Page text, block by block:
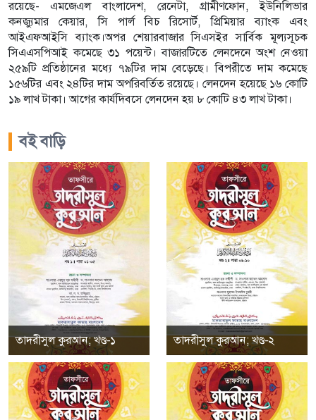
রয়েছে- এমজেএল বাংলাদেশ, রেনেটা, গ্রামীণফোন, ইউনিলিভার
কনজ্যুমার কেয়ার, সি পার্ল বিচ রিসোর্ট, প্রিমিয়ার ব্যাংক এবং
আইএফআইসি ব্যাংক।অপর শেয়ারবাজার সিএসইর সার্বিক মূল্যসূচক
সিএএসপিআই কমেছে ৩১ পয়েন্ট। বাজারটিতে লেনদেনে অংশ নেওয়া
২৫৯টি প্রতিষ্ঠানের মধ্যে ৭৯টির দাম বেড়েছে। বিপরীতে দাম কমেছে
১৫৬টির এবং ২৪টির দাম অপরিবর্তিত রয়েছে। লেনদেন হয়েছে ১৬ কোটি
১৯ লাখ টাকা। আগের কার্যদিবসে লেনদেন হয় ৮ কোটি ৪৩ লাখ টাকা।
বই বাড়ি
তাদরীসুল কুরআন; খণ্ড-১ তাদরীসুল কুরআন; খণ্ড-২